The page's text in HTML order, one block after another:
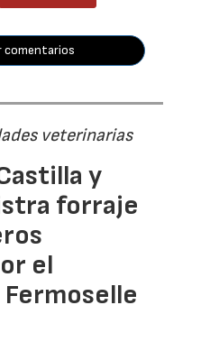
comentarios
veterinarias
y
forraje
el